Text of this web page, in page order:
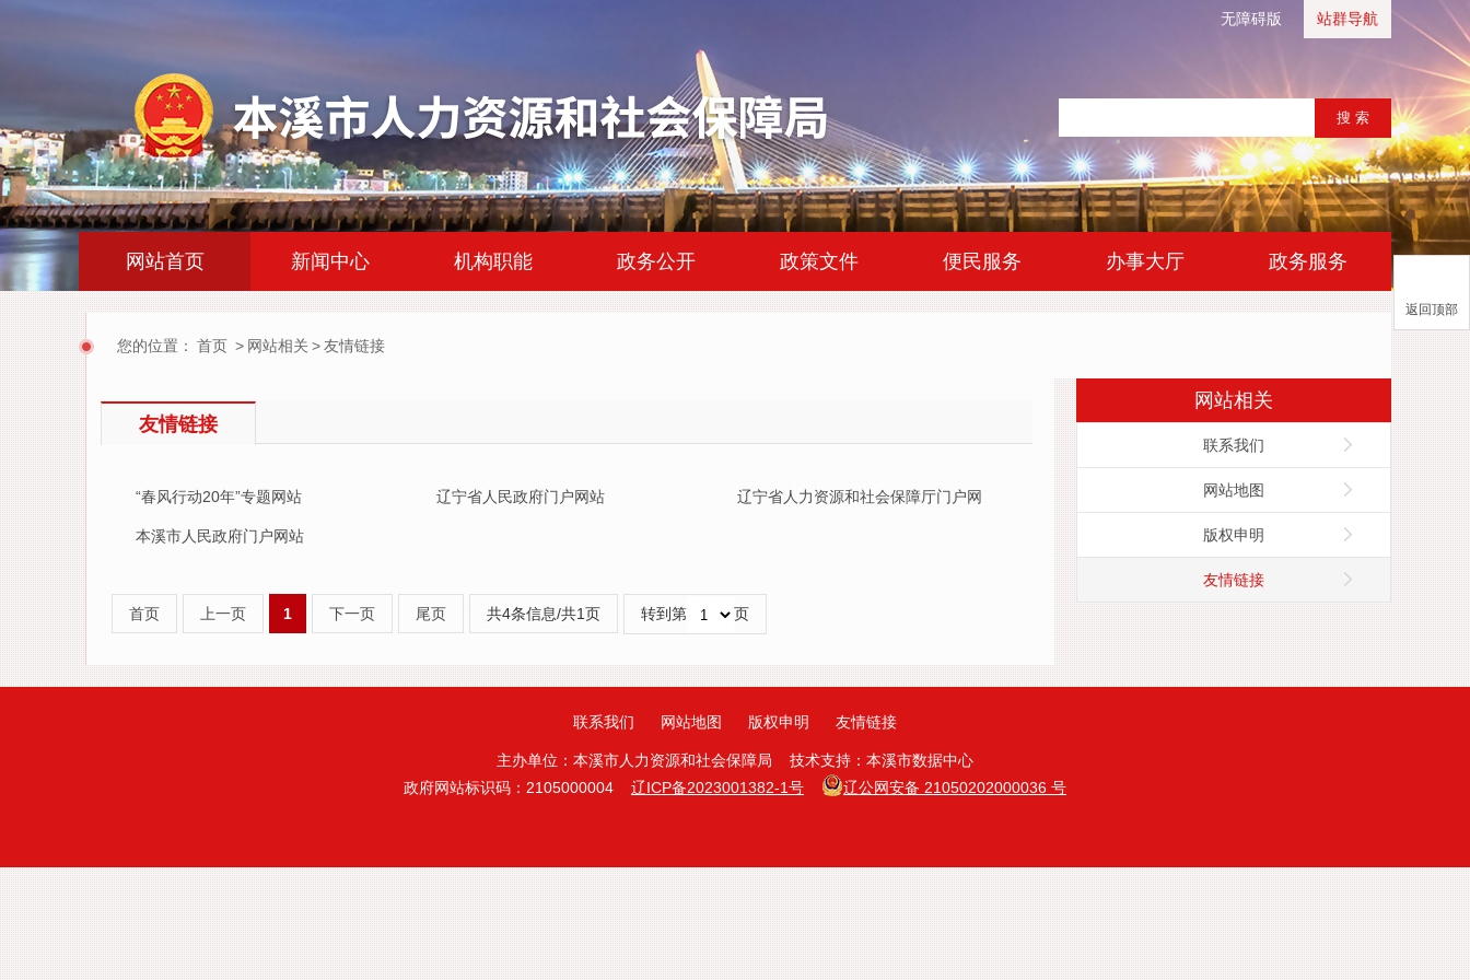
无障碍版 站群导航
网站首页 新闻中心 机构职能 政务公开 政策文件 便民服务 办事大厅 政务服务
您的位置： 首页 > 网站相关 >友情链接
网站相关
联系我们
网站地图
版权申明
友情链接
友情链接
“春风行动20年”专题网站 辽宁省人民政府门户网站 辽宁省人力资源和社会保障厅门户网
本溪市人民政府门户网站
首页 上一页 1 下一页 尾页 共4条信息/共1页 转到第 页
联系我们 网站地图 版权申明 友情链接
主办单位：本溪市人力资源和社会保障局 技术支持：本溪市数据中心
政府网站标识码：2105000004 辽ICP备2023001382-1号 辽公网安备 21050202000036 号
返回顶部